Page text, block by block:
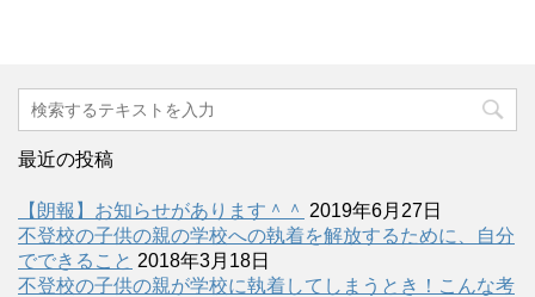
最近の投稿
【朗報】お知らせがあります＾＾ 2019年6月27日
不登校の子供の親の学校への執着を解放するために、自分
でできること 2018年3月18日
不登校の子供の親が学校に執着してしまうとき！こんな考